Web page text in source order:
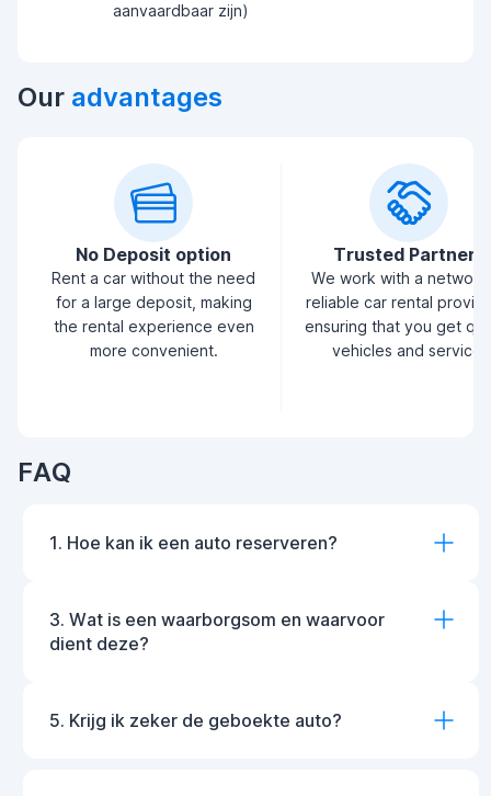
aanvaardbaar zijn)
Our advantages
No Deposit option
Rent a car without the need
for a large deposit, making
the rental experience even
more convenient.
Trusted Partners
We work with a
reliable car rental
ensuring that you get
vehicles and service.
FAQ
1. Hoe kan ik een auto reserveren?
3. Wat is een waarborgsom en waarvoor
dient deze?
5. Krijg ik zeker de geboekte auto?